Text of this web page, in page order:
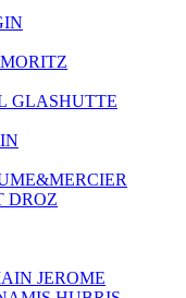
MORITZ
GLASHUTTE
DROZ
JEROME